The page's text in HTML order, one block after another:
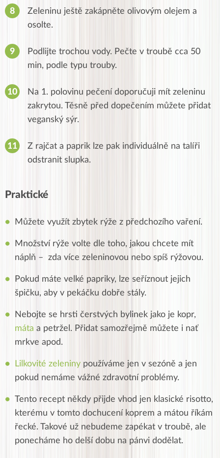
Zeleninu ještě zakápněte olivovým olejem a
osolte.
Podlijte trochou vody. Pečte v troubě cca 50
min, podle typu trouby.
Na 1. polovinu pečení doporučuji mít zeleninu
zakrytou. Těsně před dopečením můžete přidat
veganský sýr.
Z rajčat a paprik lze pak individuálně na talíři
odstranit slupka.
Praktické
Můžete využít zbytek rýže z předchozího vaření.
Množství rýže volte dle toho, jakou chcete mít
náplň – zda více zeleninovou nebo spíš rýžovou.
Pokud máte velké papriky, lze seříznout jejich
špičku, aby v pekáčku dobře stály.
Nebojte se hrsti čerstvých bylinek jako je kopr,
máta a petržel. Přidat samozřejmě můžete i nať
mrkve apod.
Lilkovité zeleniny používáme jen v sezóně a jen
pokud nemáme vážné zdravotní problémy.
Tento recept někdy přijde vhod jen klasické risotto,
kterému v tomto dochucení koprem a mátou říkám
řecké. Takové už nebudeme zapékat v troubě, ale
ponecháme ho delší dobu na pánvi dodělat.